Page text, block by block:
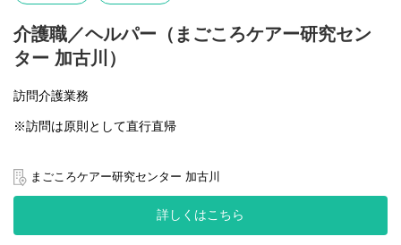
介護職／ヘルパー（まごころケアー研究セン
ター 加古川）
訪問介護業務
※訪問は原則として直行直帰
まごころケアー研究センター 加古川
詳しくはこちら